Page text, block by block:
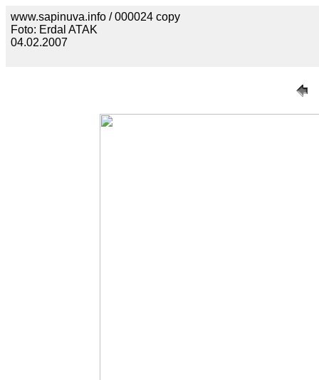
www.sapinuva.info / 000024 copy
Foto: Erdal ATAK
04.02.2007